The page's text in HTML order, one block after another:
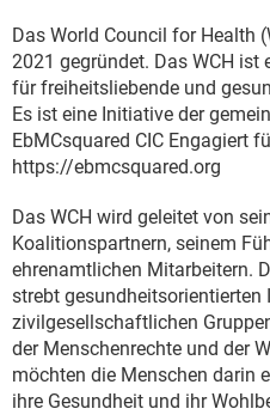
Das World Council for Health
2021 gegründet. Das WCH ist
für freiheitsliebende und
Es ist eine Initiative der
EbMCsquared CIC Engagiert
https://ebmcsquared.org
Das WCH wird geleitet von
Koalitionspartnern, seinem
ehrenamtlichen Mitarbeitern.
strebt gesundheitsorientierten
zivilgesellschaftlichen
der Menschenrechte und der
möchten die Menschen darin
ihre Gesundheit und ihr